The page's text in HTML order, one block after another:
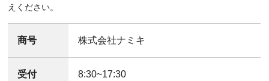
えください。
商号 株式会社ナミキ
受付 8:30~17:30